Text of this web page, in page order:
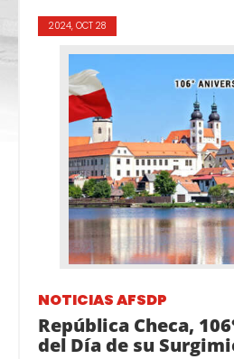
2024, OCT 28
NOTICIAS AFSDP
República Checa,
del Día de su